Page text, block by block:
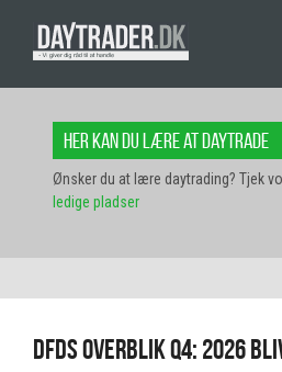
Her kan du lære at daytrade
Ønsker du at lære daytrading? Tjek
ledige pladser
DFDS OVERBLIK Q4: